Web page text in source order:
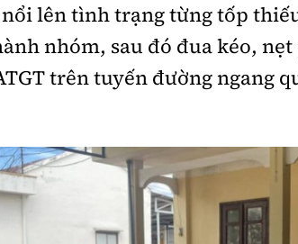
Mời thầu - Đấu
Thi viết về
xe an toàn
tay vì ATGT
hóa - Giải Trí
hóa
Thể thao
Bóng đá
lên tình trạng từng tốp
nhóm, sau đó đua kéo, nẹt
trên tuyến đường ngang